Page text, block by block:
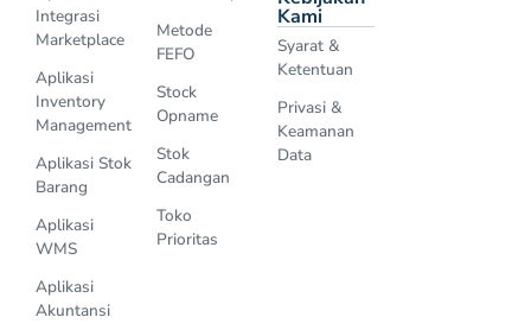
Integrasi
Marketplace
Aplikasi
Inventory
Management
Aplikasi Stok
Barang
Aplikasi
WMS
Aplikasi
Akuntansi
Metode
FEFO
Stock
Opname
Stok
Cadangan
Toko
Prioritas
Kami
Syarat &
Ketentuan
Privasi &
Keamanan
Data